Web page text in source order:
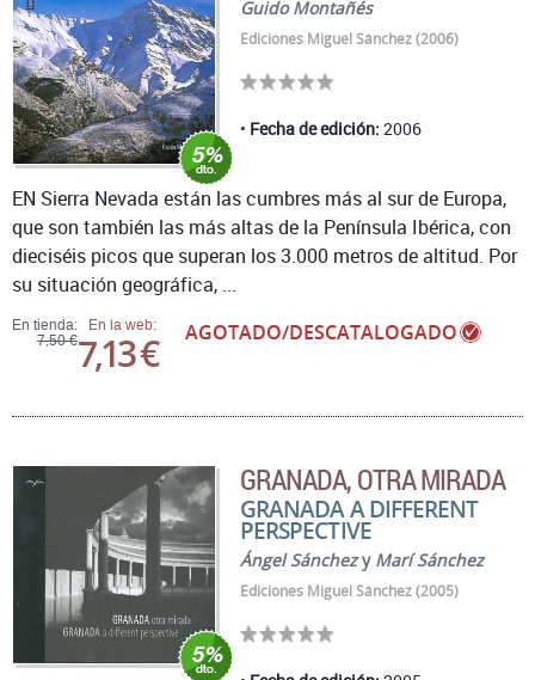
Guido Montañés
Ediciones Miguel Sánchez (2006)
Fecha de edición: 2006
En tienda:
7,50 €
En la web:
7,13 € AGOTADO/DESCATALOGADO
EN Sierra Nevada están las cumbres más al sur de Europa,
que son también las más altas de la Península Ibérica, con
dieciséis picos que superan los 3.000 metros de altitud. Por
su situación geográfica, ...
GRANADA, OTRA MIRADA
GRANADA A DIFFERENT
PERSPECTIVE
Ángel Sánchezy Marí Sánchez
Ediciones Miguel Sánchez (2005)